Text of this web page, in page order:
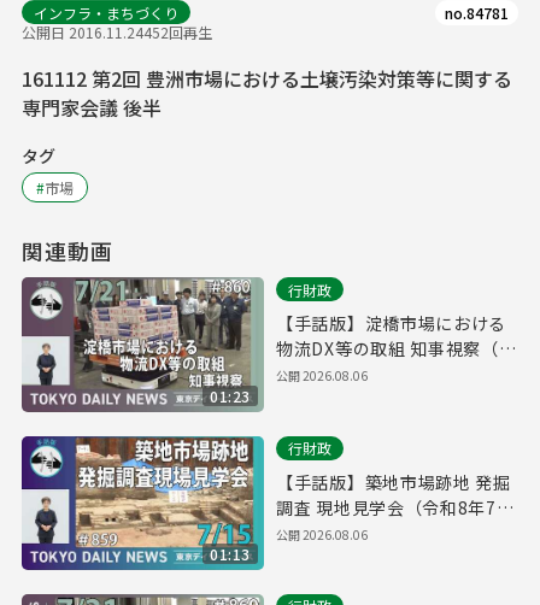
インフラ・まちづくり
公開日 2016.11.24452回再生
no.84781
161112 第2回 豊洲市場における土壌汚染対策等に関する
専門家会議 後半
タグ
#市場
関連動画
01:23
行財政
【手話版】淀橋市場における
物流DX等の取組 知事視察（令
和8年7月21日 東京デイリーニ
公開2026.08.06
01:13
行財政
【手話版】築地市場跡地 発掘
調査 現地見学会（令和8年7月
15日 東京デイリーニュース
公開2026.08.06